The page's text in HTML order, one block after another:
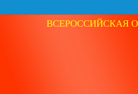
ВСЕРОССИЙСКАЯ